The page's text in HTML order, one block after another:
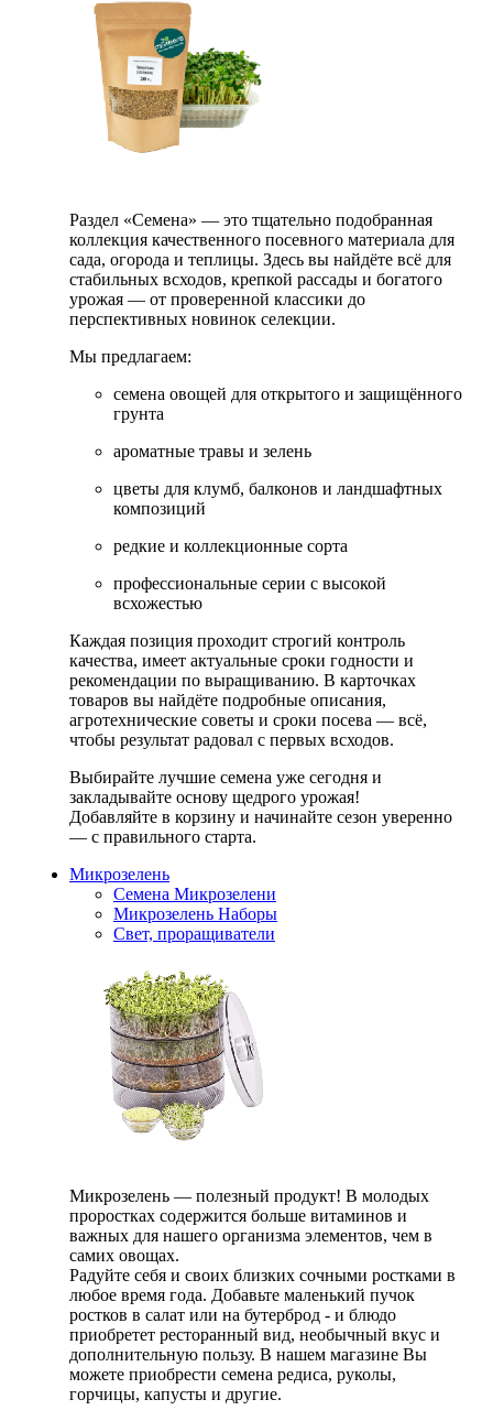
Раздел «Семена» — это тщательно подобранная
коллекция качественного посевного материала для
сада, огорода и теплицы. Здесь вы найдёте всё для
стабильных всходов, крепкой рассады и богатого
урожая — от проверенной классики до
перспективных новинок селекции.
Мы предлагаем:
семена овощей для открытого и защищённого
грунта
ароматные травы и зелень
цветы для клумб, балконов и ландшафтных
композиций
редкие и коллекционные сорта
профессиональные серии с высокой
всхожестью
Каждая позиция проходит строгий контроль
качества, имеет актуальные сроки годности и
рекомендации по выращиванию. В карточках
товаров вы найдёте подробные описания,
агротехнические советы и сроки посева — всё,
чтобы результат радовал с первых всходов.
Выбирайте лучшие семена уже сегодня и
закладывайте основу щедрого урожая!
Добавляйте в корзину и начинайте сезон уверенно
— с правильного старта.
Микрозелень
Семена Микрозелени
Микрозелень Наборы
Свет, проращиватели
Микрозелень — полезный продукт! В молодых
проростках содержится больше витаминов и
важных для нашего организма элементов, чем в
самих овощах.
Радуйте себя и своих близких сочными ростками в
любое время года. Добавьте маленький пучок
ростков в салат или на бутерброд - и блюдо
приобретет ресторанный вид, необычный вкус и
дополнительную пользу. В нашем магазине Вы
можете приобрести семена редиса, руколы,
горчицы, капусты и другие.